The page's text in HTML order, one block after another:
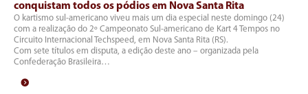
conquistam todos os pódios em Nova Santa Rita
O kartismo sul-americano viveu mais um dia especial neste domingo (24)
com a realização do 2º Campeonato Sul-americano de Kart 4 Tempos no
Circuito Internacional Techspeed, em Nova Santa Rita (RS).
Com sete títulos em disputa, a edição deste ano – organizada pela
Confederação Brasileira…